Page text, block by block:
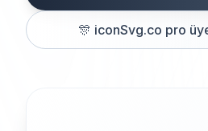
🎊 iconSvg.co pro